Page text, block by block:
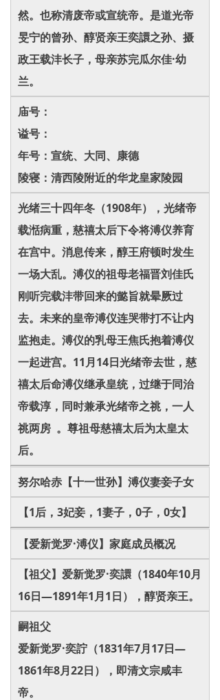
然。也称清废帝或宣统帝。是道光帝
旻宁的曾孙、醇贤亲王奕譞之孙、摄
政王载沣长子，母亲苏完瓜尔佳·幼
兰。
庙号：
谥号：
年号：宣统、大同、康德
陵寝：清西陵附近的华龙皇家陵园
光绪三十四年冬（1908年），光绪帝
载湉病重，慈禧太后下令将溥仪养育
在宫中。消息传来，醇王府顿时发生
一场大乱。溥仪的祖母老福晋刘佳氏
刚听完载沣带回来的懿旨就晕厥过
去。未来的皇帝溥仪连哭带打不让内
监抱走。溥仪的乳母王焦氏抱着溥仪
一起进宫。11月14日光绪帝去世，慈
禧太后命溥仪继承皇统，过继于同治
帝载淳，同时兼承光绪帝之祧，一人
祧两房 。尊祖母慈禧太后为太皇太
后。
努尔哈赤【十一世孙】溥仪妻妾子女
【1后，3妃妾，1妻子，0子，0女】
【爱新觉罗·溥仪】家庭成员概况
【祖父】爱新觉罗·奕譞（1840年10月
16日—1891年1月1日），醇贤亲王。
嗣祖父
爱新觉罗·奕詝（1831年7月17日—
1861年8月22日），即清文宗咸丰
帝。